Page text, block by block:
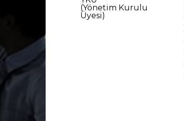
(Yönetim Kurulu
Üyesi)